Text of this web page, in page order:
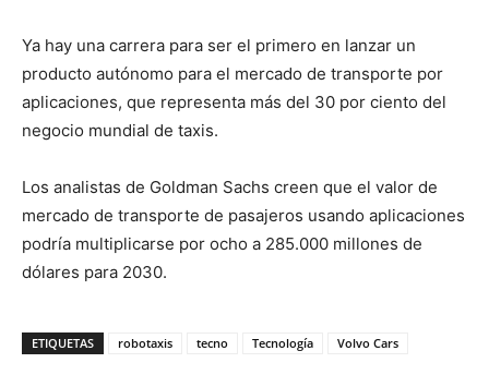
Ya hay una carrera para ser el primero en lanzar un
producto autónomo para el mercado de transporte por
aplicaciones, que representa más del 30 por ciento del
negocio mundial de taxis.
Los analistas de Goldman Sachs creen que el valor de
mercado de transporte de pasajeros usando aplicaciones
podría multiplicarse por ocho a 285.000 millones de
dólares para 2030.
ETIQUETAS robotaxis tecno Tecnología Volvo Cars